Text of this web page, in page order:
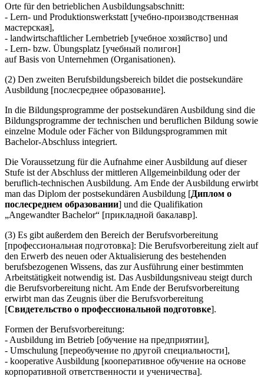
Orte für den betrieblichen Ausbildungsabschnitt:
- Lern- und Produktionswerkstatt [учебно-производственная
мастерская],
- landwirtschaftlicher Lernbetrieb [учебное хозяйство] und
- Lern- bzw. Übungsplatz [учебный полигон]
auf Basis von Unternehmen (Organisationen).
(2) Den zweiten Berufsbildungsbereich bildet die postsekundäre
Ausbildung [послесреднее образование].
In die Bildungsprogramme der postsekundären Ausbildung sind die
Bildungsprogramme der technischen und beruflichen Bildung sowie
einzelne Module oder Fächer von Bildungsprogrammen mit
Bachelor-Abschluss integriert.
Die Voraussetzung für die Aufnahme einer Ausbildung auf dieser
Stufe ist der Abschluss der mittleren Allgemeinbildung oder der
beruflich-technischen Ausbildung. Am Ende der Ausbildung erwirbt
man das Diplom der postsekundären Ausbildung [Диплом о
послесреднем образовании] und die Qualifikation
„Angewandter Bachelor“ [прикладной бакалавр].
(3) Es gibt außerdem den Bereich der Berufsvorbereitung
[профессиональная подготовка]: Die Berufsvorbereitung zielt auf
den Erwerb des neuen oder Aktualisierung des bestehenden
berufsbezogenen Wissens, das zur Ausführung einer bestimmten
Arbeitstätigkeit notwendig ist. Das Ausbildungsniveau steigt durch
die Berufsvorbereitung nicht. Am Ende der Berufsvorbereitung
erwirbt man das Zeugnis über die Berufsvorbereitung
[Свидетельство о профессиональной подготовке].
Formen der Berufsvorbereitung:
- Ausbildung im Betrieb [обучение на предприятии],
- Umschulung [переобучение по другой специальности],
- kooperative Ausbildung [кооперативное обучение на основе
корпоративной ответственности и ученичества].